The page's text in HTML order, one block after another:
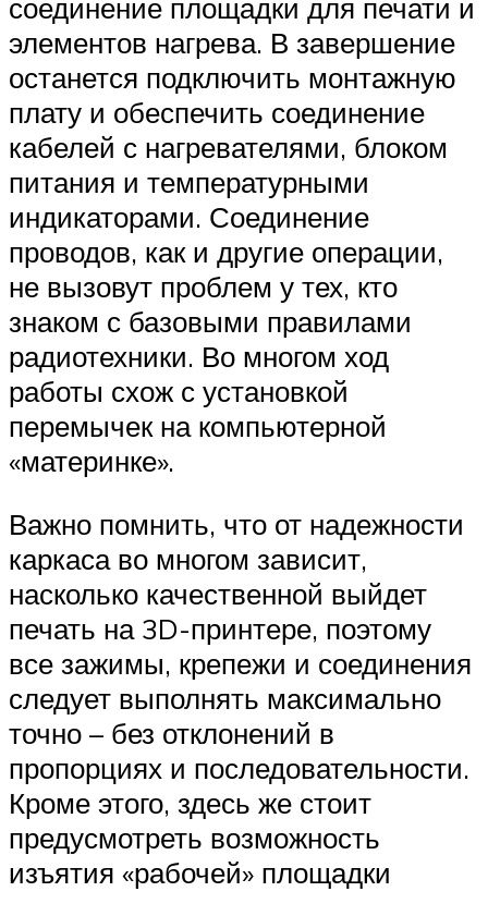
соединение площадки для печати и
элементов нагрева. В завершение
останется подключить монтажную
плату и обеспечить соединение
кабелей с нагревателями, блоком
питания и температурными
индикаторами. Соединение
проводов, как и другие операции,
не вызовут проблем у тех, кто
знаком с базовыми правилами
радиотехники. Во многом ход
работы схож с установкой
перемычек на компьютерной
«материнке».
Важно помнить, что от надежности
каркаса во многом зависит,
насколько качественной выйдет
печать на 3D-принтере, поэтому
все зажимы, крепежи и соединения
следует выполнять максимально
точно – без отклонений в
пропорциях и последовательности.
Кроме этого, здесь же стоит
предусмотреть возможность
изъятия «рабочей» площадки